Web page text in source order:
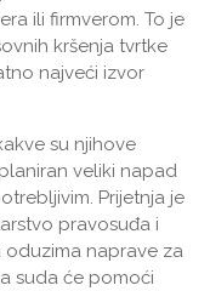
ili firmverom. To je
kršenja tvrtke
najveći izvor
su njihove
veliki napad
Prijetnja je
pravosuđa i
oduzima naprave za
suda će pomoći